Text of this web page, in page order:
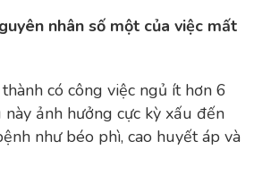
nhân số một của việc mất
có công việc ngủ ít hơn 6
ảnh hưởng cực kỳ xấu đến
như béo phì, cao huyết áp và